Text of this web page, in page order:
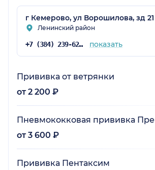
г Кемерово, ул Ворошилова, зд 21
Ленинский район
+7 (384) 239-62-92 показать
Прививка от ветрянки
от 2 200 ₽
Пневмококковая прививка
от 3 600 ₽
Прививка Пентаксим